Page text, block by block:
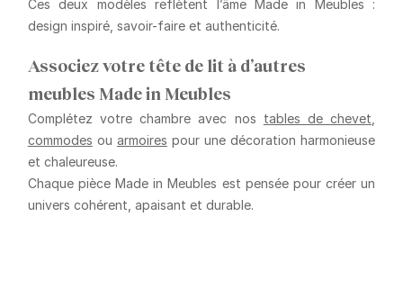
Ces deux modèles reflètent l’âme Made in Meubles :
design inspiré, savoir-faire et authenticité.
Associez votre tête de lit à d’autres
meubles Made in Meubles
Complétez votre chambre avec nos tables de chevet
commodes ou armoires pour une décoration harmonieuse
et chaleureuse.
Chaque pièce Made in Meubles est pensée pour créer un
univers cohérent, apaisant et durable.